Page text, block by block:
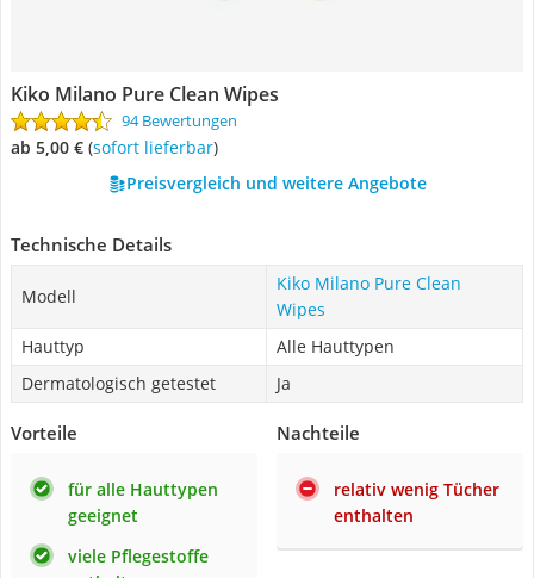
Kiko Milano Pure Clean Wipes
94 Bewertungen
ab 5,00 € ( Sofort lieferbar)
Preisvergleich und weitere Angebote
Technische Details
Modell
Kiko Milano Pure Clean
Wipes
Hauttyp
Alle Hauttypen
Dermatologisch getestet
Ja
Vorteile
für alle Hauttypen
geeignet
viele Pflegestoffe
Nachteile
relativ wenig Tücher
enthalten